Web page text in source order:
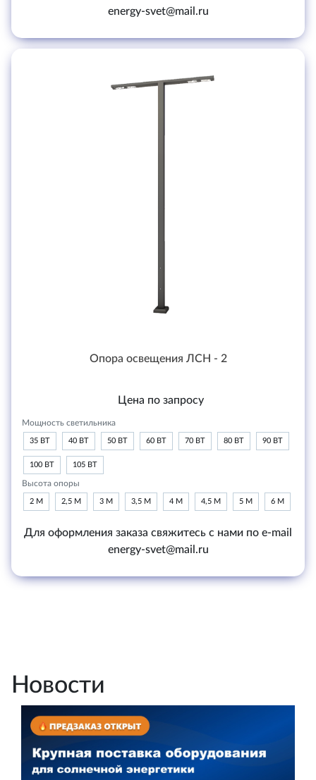
energy-svet@mail.ru
Опора освещения ЛСН - 2
Цена по запросу
Мощность светильника
35 ВТ 40 ВТ 50 ВТ 60 ВТ 70 ВТ 80 ВТ 90 ВТ
100 ВТ 105 ВТ
Высота опоры
2 М 2,5 М 3 М 3,5 М 4 М 4,5 М 5 М 6 М
Для оформления заказа свяжитесь с нами по e-mail
energy-svet@mail.ru
Новости